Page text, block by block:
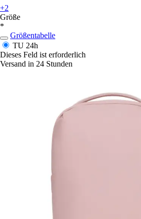
+2
Größe
*
Größentabelle
TU 24h
Dieses Feld ist erforderlich
Versand in 24 Stunden